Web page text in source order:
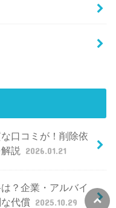
口コミが！削除依
説
2026.01.21
？企業・アルバイ
代償 2025.10.29